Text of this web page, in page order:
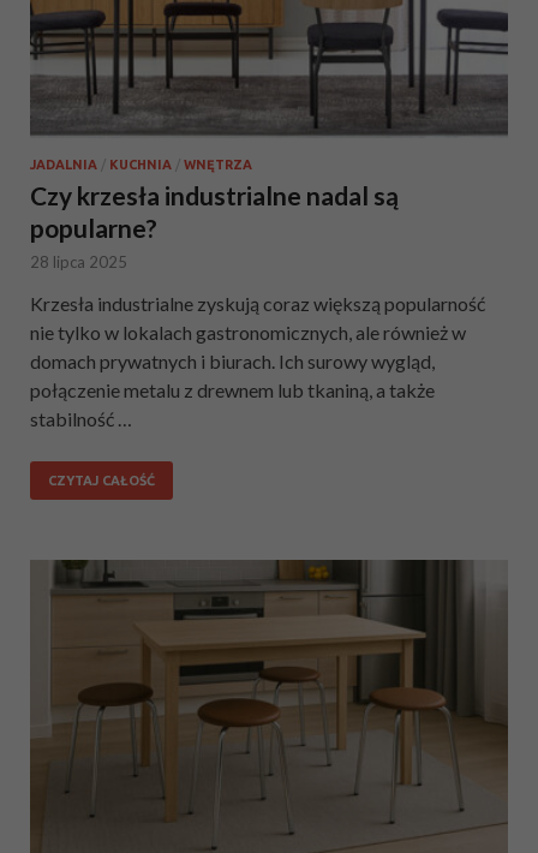
JADALNIA / KUCHNIA / WNĘTRZA
Czy krzesła industrialne nadal są
popularne?
28 lipca 2025
Krzesła industrialne zyskują coraz większą popularność
nie tylko w lokalach gastronomicznych, ale również w
domach prywatnych i biurach. Ich surowy wygląd,
połączenie metalu z drewnem lub tkaniną, a także
stabilność …
CZYTAJ CAŁOŚĆ